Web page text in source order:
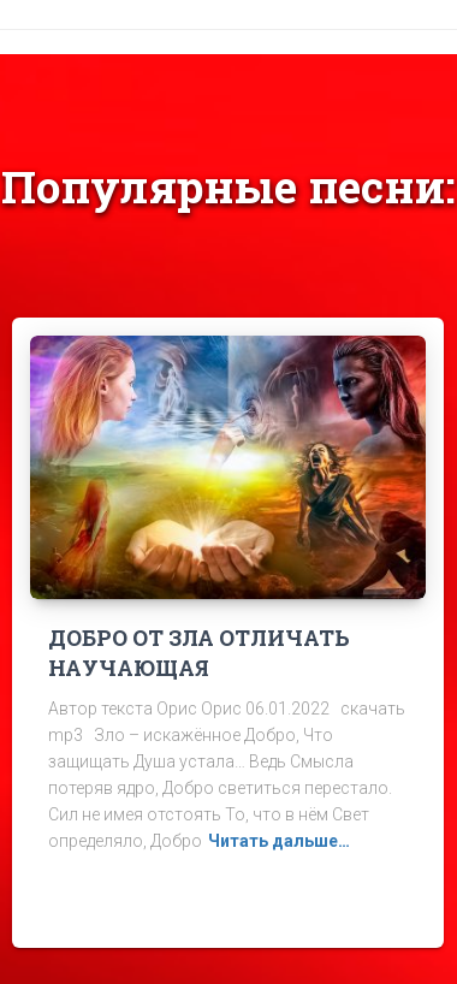
Популярные песни:
ДОБРО ОТ ЗЛА ОТЛИЧАТЬ
НАУЧАЮЩАЯ
Автор текста Орис Орис 06.01.2022 скачать
mp3 Зло – искажённое Добро, Что
защищать Душа устала… Ведь Смысла
потеряв ядро, Добро светиться перестало.
Сил не имея отстоять То, что в нём Свет
определяло, Добро Читать дальше…